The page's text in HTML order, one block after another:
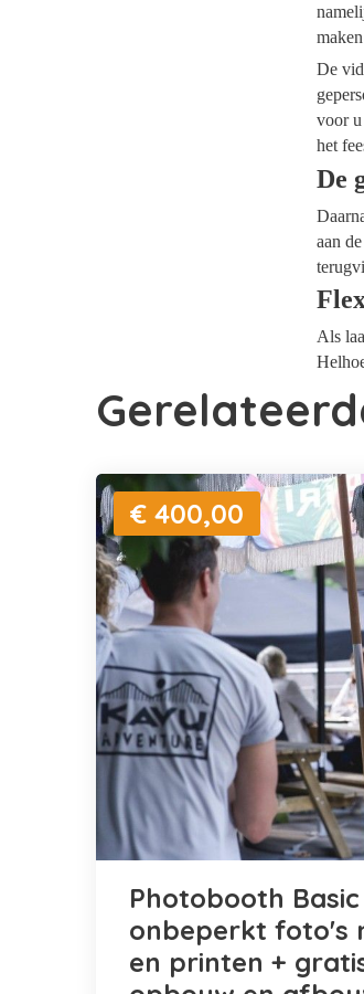
De
voor u
het
De
aan
Als
€ 400,00
Photobooth
onbeperkt foto's
en printen +